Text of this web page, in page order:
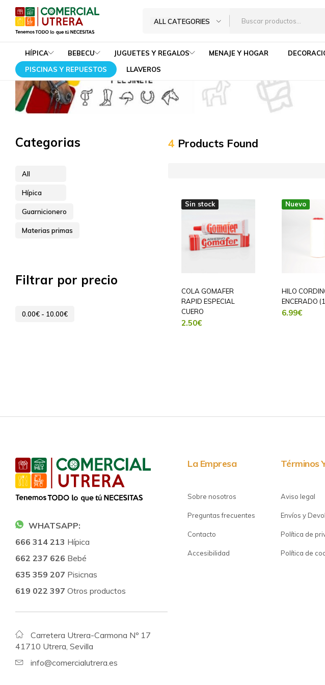
Comercial
Utrera
Tenemos
TODO
lo
que
NECESITAS
ALL CATEGORIES
HÍPICA BEBECU JUGUETES Y REGALOS MENAJE Y HOGAR
PISCINAS Y REPUESTOS
LLAVEROS
Home Hípica Guarnicionero
4 Products Found
Sin stock
COLA GOMAFER
RAPID ESPECIAL
CUERO
2.50€
Nuevo
HILO
ENCERADO
6.99€
Categorias
All
Hípica
Guarnicionero
Materias primas
Filtrar por precio
0.00€ - 10.00€
WHATSAPP:
666 314 213 Hípica
662 237 626 Bebé
635 359 207 Pisicnas
619 022 397 Otros productos
Carretera Utrera-Carmona Nº 17
41710 Utrera, Sevilla
info@comercialutrera.es
La Empresa
Sobre nosotros
Preguntas frecuentes
Contacto
Accesibilidad
Términos
Aviso legal
Envíos y
Política de
Política de